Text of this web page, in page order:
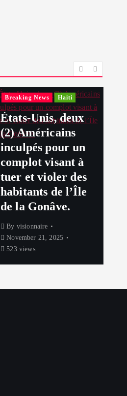
Breaking News Haiti
États-Unis, deux
(2) Américains
inculpés pour un
complot visant à
tuer et violer des
habitants de l’Île
de la Gonâve.
By visionnaire
November 21, 2025
523 views